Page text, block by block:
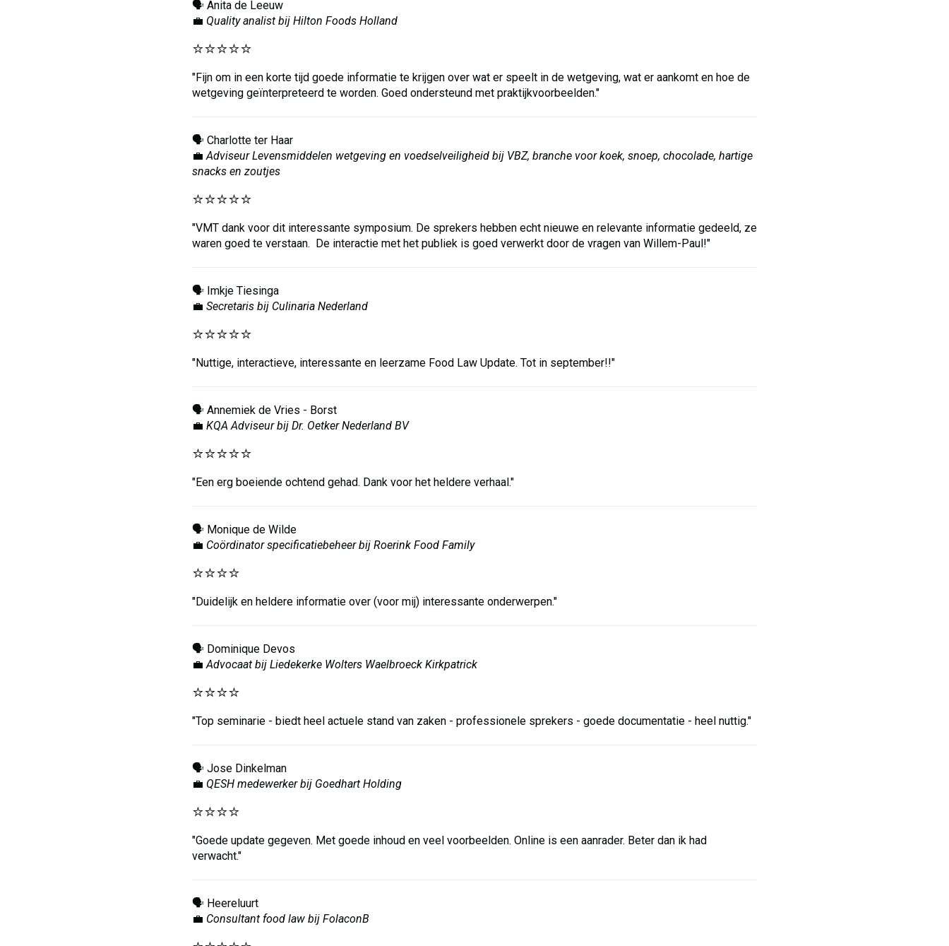
🗣️ Anita de Leeuw
💼 Quality analist bij Hilton Foods Holland
⭐️⭐️⭐️⭐️⭐️
"Fijn om in een korte tijd goede informatie te krijgen over wat er speelt in de wetgeving, wat er aankomt en hoe de
wetgeving geïnterpreteerd te worden. Goed ondersteund met praktijkvoorbeelden."
🗣️ Charlotte ter Haar
💼 Adviseur Levensmiddelen wetgeving en voedselveiligheid bij VBZ, branche voor koek, snoep, chocolade, hartige
snacks en zoutjes
⭐️⭐️⭐️⭐️⭐️
"VMT dank voor dit interessante symposium. De sprekers hebben echt nieuwe en relevante informatie gedeeld, ze
waren goed te verstaan. De interactie met het publiek is goed verwerkt door de vragen van Willem-Paul!"
🗣️ Imkje Tiesinga
💼 Secretaris bij Culinaria Nederland
⭐️⭐️⭐️⭐️⭐️
"Nuttige, interactieve, interessante en leerzame Food Law Update. Tot in september!!"
🗣️ Annemiek de Vries - Borst
💼 KQA Adviseur bij Dr. Oetker Nederland BV
⭐️⭐️⭐️⭐️⭐️
"Een erg boeiende ochtend gehad. Dank voor het heldere verhaal."
🗣️ Monique de Wilde
💼 Coördinator specificatiebeheer bij Roerink Food Family
⭐️⭐️⭐️⭐️
"Duidelijk en heldere informatie over (voor mij) interessante onderwerpen."
🗣️ Dominique Devos
💼 Advocaat bij Liedekerke Wolters Waelbroeck Kirkpatrick
⭐️⭐️⭐️⭐️
"Top seminarie - biedt heel actuele stand van zaken - professionele sprekers - goede documentatie - heel nuttig."
🗣️ Jose Dinkelman
💼 QESH medewerker bij Goedhart Holding
⭐️⭐️⭐️⭐️
"Goede update gegeven. Met goede inhoud en veel voorbeelden. Online is een aanrader. Beter dan ik had
verwacht."
🗣️ Heereluurt
💼 Consultant food law bij FolaconB